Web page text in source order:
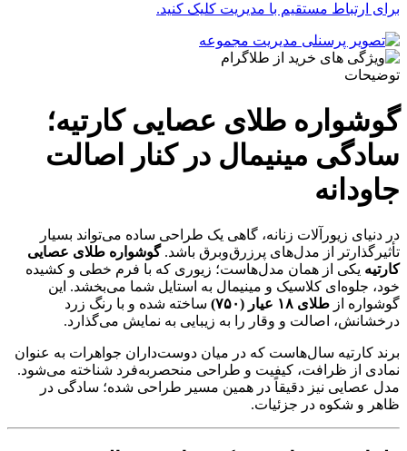
برای ارتباط مستقیم با مدیریت کلیک کنید.
توضیحات
گوشواره طلای عصایی کارتیه؛
سادگی مینیمال در کنار اصالت
جاودانه
در دنیای زیورآلات زنانه، گاهی یک طراحی ساده می‌تواند بسیار
تأثیرگذارتر از مدل‌های پرزرق‌وبرق باشد.گوشواره طلای عصایی
کارتیه یکی از همان مدل‌هاست؛ زیوری که با فرم خطی و کشیده
خود، جلوه‌ای کلاسیک و مینیمال به استایل شما می‌بخشد. این
گوشواره از طلای ۱۸ عیار (۷۵۰)
ساخته شده و با رنگ زرد
درخشانش، اصالت و وقار را به زیبایی به نمایش می‌گذارد.
برند کارتیه سال‌هاست که در میان دوست‌داران جواهرات به عنوان
نمادی از ظرافت، کیفیت و طراحی منحصربه‌فرد شناخته می‌شود.
مدل عصایی نیز دقیقاً در همین مسیر طراحی شده؛ سادگی در
ظاهر و شکوه در جزئیات.